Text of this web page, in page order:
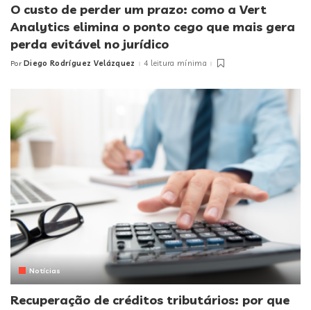
O custo de perder um prazo: como a Vert
Analytics elimina o ponto cego que mais gera
perda evitável no jurídico
Posted
Por Diego Rodríguez Velázquez 4 leitura mínima
Notícias
Recuperação de créditos tributários: por que